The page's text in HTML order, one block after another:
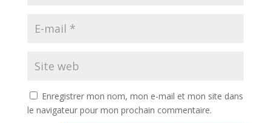
Enregistrer mon nom, mon e-mail et mon site dans
le navigateur pour mon prochain commentaire.